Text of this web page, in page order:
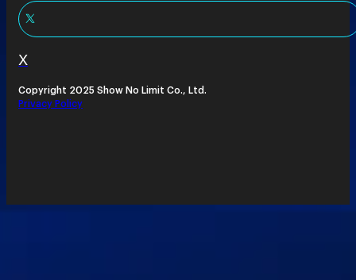
X
Copyright 2025 Show No Limit Co., Ltd.
Privacy Policy